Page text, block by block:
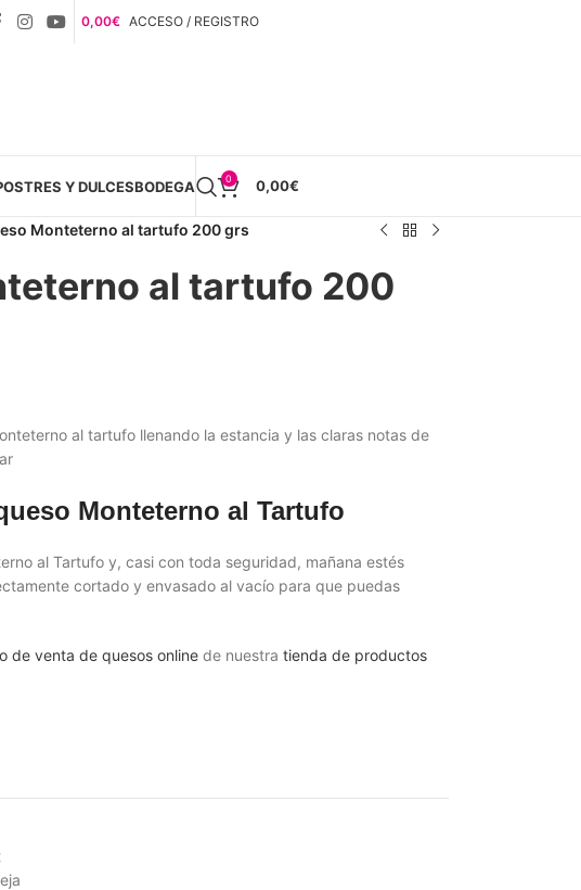
0,00€ ACCESO / REGISTRO
Y DULCESBODEGA 0 0,00€
Monteterno al tartufo 200 grs
al tartufo 200
al tartufo llenando la estancia y las claras notas de
Monteterno al Tartufo
al Tartufo y, casi con toda seguridad, mañana estés
cortado y envasado al vacío para que puedas
de venta de quesos onlinede nuestra tienda de productos